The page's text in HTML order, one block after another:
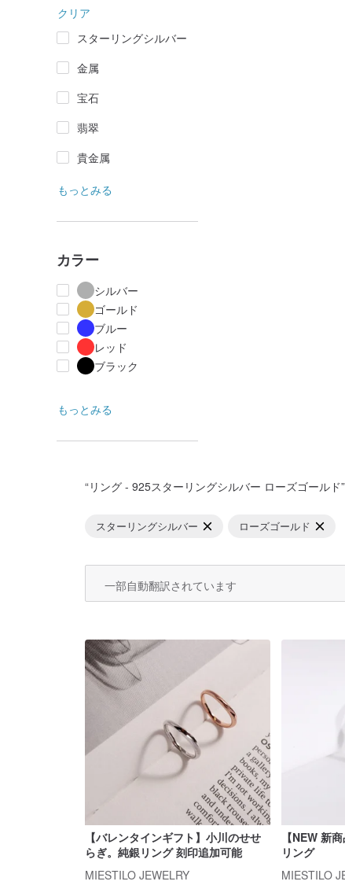
クリア
スターリングシルバー
金属
宝石
翡翠
貴金属
もっとみる
カラー
シルバー
ゴールド
ブルー
レッド
ブラック
もっとみる
“リング - 925スターリングシルバー ローズゴールド
スターリングシルバー ローズゴールド
一部自動翻訳されています
【バレンタインギフト】小川のせせ
らぎ。純銀リング 刻印追加可能
MIESTILO JEWELRY
【NEW 新
リング
MIESTILO